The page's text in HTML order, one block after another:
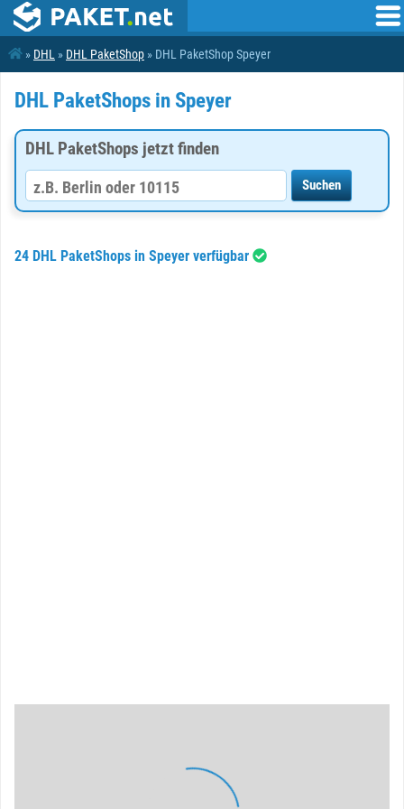
» DHL » DHL PaketShop » DHL PaketShop Speyer
DHL PaketShops in Speyer
DHL PaketShops jetzt finden
24 DHL PaketShops in Speyer verfügbar